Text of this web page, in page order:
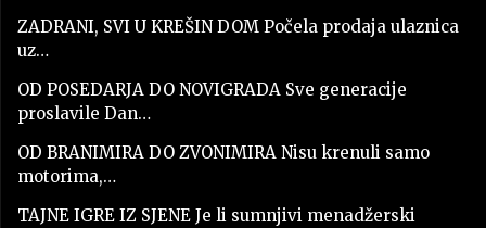
ZADRANI, SVI U KREŠIN DOM Počela prodaja ulaznica
uz…
OD POSEDARJA DO NOVIGRADA Sve generacije
proslavile Dan…
OD BRANIMIRA DO ZVONIMIRA Nisu krenuli samo
motorima,…
TAJNE IGRE IZ SJENE Je li sumnjivi menadžerski